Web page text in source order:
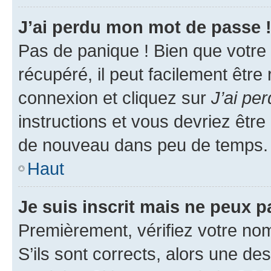
J’ai perdu mon mot de passe !
Pas de panique ! Bien que
récupéré, il peut facilement
connexion et cliquez sur J’ai
instructions et vous devriez
de nouveau dans peu de temps.
Haut
Je suis inscrit mais ne peux
Premièrement, vérifiez votre
S’ils sont corrects, alors une